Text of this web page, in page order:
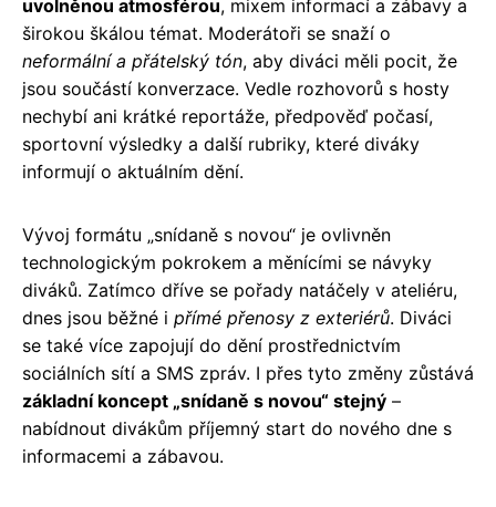
uvolněnou atmosférou, mixem informací a zábavy a
širokou škálou témat. Moderátoři se snaží o
neformální a přátelský tón, aby diváci měli pocit, že
jsou součástí konverzace. Vedle rozhovorů s hosty
nechybí ani krátké reportáže, předpověď počasí,
sportovní výsledky a další rubriky, které diváky
informují o aktuálním dění.
Vývoj formátu „snídaně s novou“ je ovlivněn
technologickým pokrokem a měnícími se návyky
diváků. Zatímco dříve se pořady natáčely v ateliéru,
dnes jsou běžné i přímé přenosy z exteriérů. Diváci
se také více zapojují do dění prostřednictvím
sociálních sítí a SMS zpráv. I přes tyto změny zůstává
základní koncept „snídaně s novou“ stejný –
nabídnout divákům příjemný start do nového dne s
informacemi a zábavou.